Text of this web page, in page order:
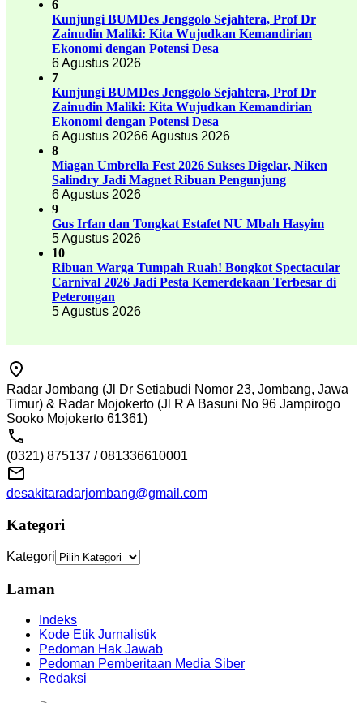
6
Kunjungi BUMDes Jenggolo Sejahtera, Prof Dr
Zainudin Maliki: Kita Wujudkan Kemandirian
Ekonomi dengan Potensi Desa
6 Agustus 2026
7
Kunjungi BUMDes Jenggolo Sejahtera, Prof Dr
Zainudin Maliki: Kita Wujudkan Kemandirian
Ekonomi dengan Potensi Desa
6 Agustus 20266 Agustus 2026
8
Miagan Umbrella Fest 2026 Sukses Digelar, Niken
Salindry Jadi Magnet Ribuan Pengunjung
6 Agustus 2026
9
Gus Irfan dan Tongkat Estafet NU Mbah Hasyim
5 Agustus 2026
10
Ribuan Warga Tumpah Ruah! Bongkot Spectacular
Carnival 2026 Jadi Pesta Kemerdekaan Terbesar di
Peterongan
5 Agustus 2026
Radar Jombang (Jl Dr Setiabudi Nomor 23, Jombang, Jawa
Timur) & Radar Mojokerto (Jl R A Basuni No 96 Jampirogo
Sooko Mojokerto 61361)
(0321) 875137 / 081336610001
desakitaradarjombang@gmail.com
Kategori
Kategori
Laman
Indeks
Kode Etik Jurnalistik
Pedoman Hak Jawab
Pedoman Pemberitaan Media Siber
Redaksi